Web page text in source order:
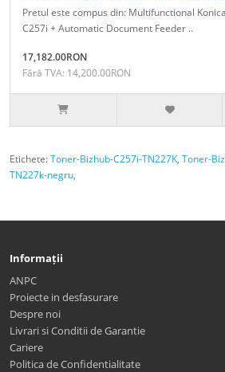
Pretul este compus din: Multifunctional
C257i + Automatic Document Feeder ..
17,182.00RON
Fără TVA: 14,200.00RON
Etichete:Toner-Bizhub-C257i-TN227K, Toner-
TN227k-negru,
Informații
ANPC
Proiecte in desfasurare
Despre noi
Livrari si Conditii de Garantie
Cariere
Politica de Confidentialitate